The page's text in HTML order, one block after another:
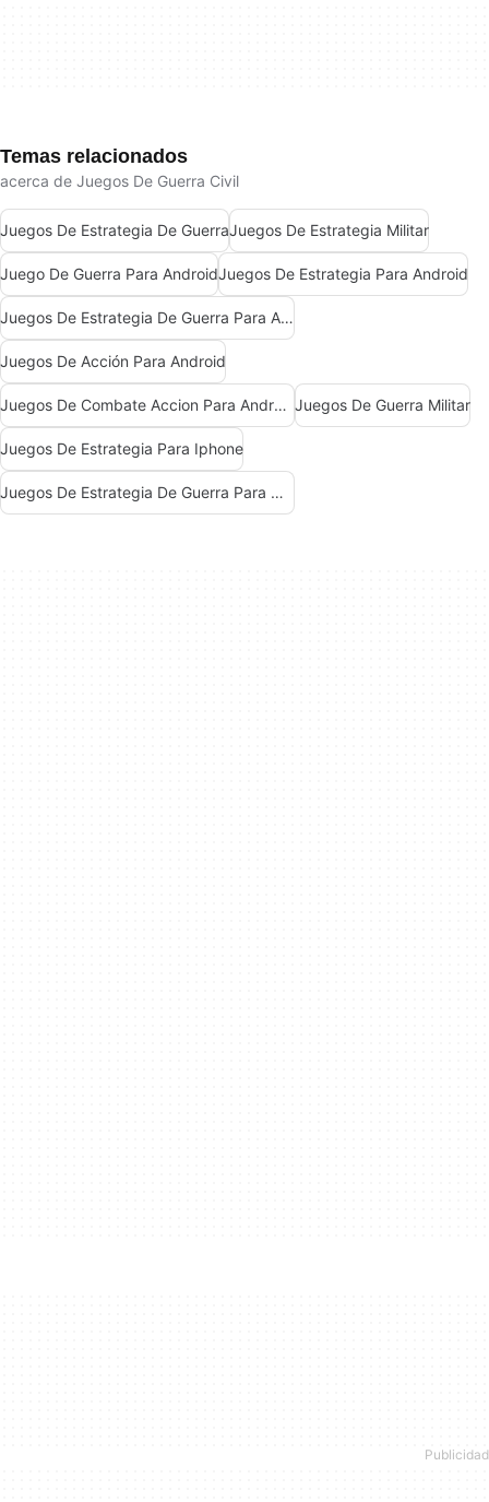
Temas relacionados
acerca de Juegos De Guerra Civil
Juegos De Estrategia De GuerraJuegos De Estrategia Militar
Juego De Guerra Para AndroidJuegos De Estrategia Para Android
Juegos De Estrategia De Guerra Para Android
Juegos De Acción Para Android
Juegos De Combate Accion Para Android Juegos De Guerra Militar
Juegos De Estrategia Para Iphone
Juegos De Estrategia De Guerra Para Windows